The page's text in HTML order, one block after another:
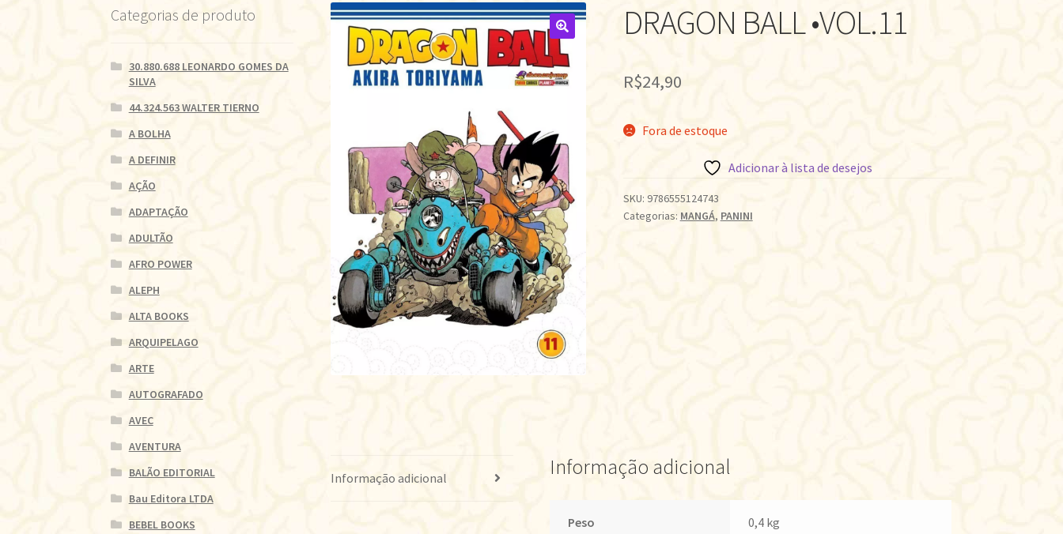
🔍
DRAGON BALL •VOL.11
R$24,90
Fora de estoque
Adicionar à lista de desejos
SKU: 9786555124743
Categorias: MANGÁ, PANINI
Informação adicional Informação adicional
Peso 0,4 kg
Categorias de produto
30.880.688 LEONARDO GOMES DA
SILVA
44.324.563 WALTER TIERNO
A BOLHA
A DEFINIR
AÇÃO
ADAPTAÇÃO
ADULTÃO
AFRO POWER
ALEPH
ALTA BOOKS
ARQUIPELAGO
ARTE
AUTOGRAFADO
AVEC
AVENTURA
BALÃO EDITORIAL
Bau Editora LTDA
BEBEL BOOKS